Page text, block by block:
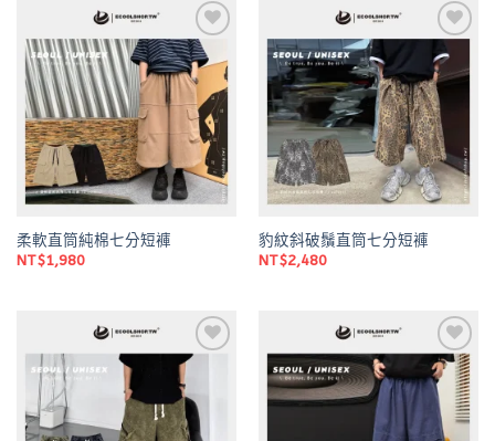
Add to
wishlist
柔軟直筒純棉七分短褲
NT$1,980
Add to
wishlist
豹紋斜破鬚直筒七分短褲
NT$2,480
Add to
wishlist
Add to
wishlist